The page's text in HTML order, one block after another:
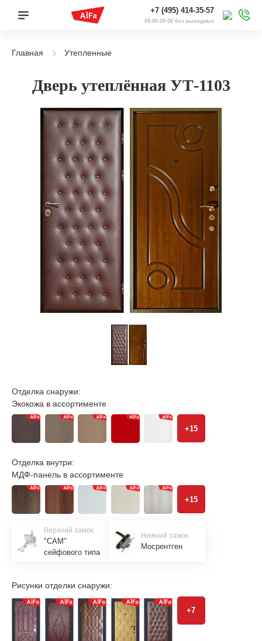
+7 (495) 414-35-57
09:00-20:00 без выходных
Главная Утепленные
Дверь утеплённая УТ-1103
Отделка снаружи:
Экокожа в ассортименте
+15
Отделка внутри:
МДФ-панель в ассортименте
+15
Верхний замок
"САМ"
сейфового типа
Нижний замок
Мосрентген
Рисунки отделки снаружи:
+7